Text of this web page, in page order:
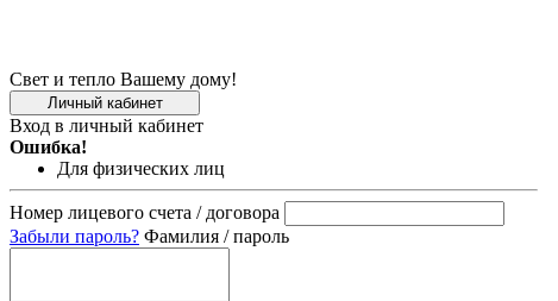
Свет и тепло Вашему дому!
Личный кабинет
Вход в личный кабинет
Ошибка!
Для физических лиц
Номер лицевого счета / договора
Забыли пароль? Фамилия / пароль